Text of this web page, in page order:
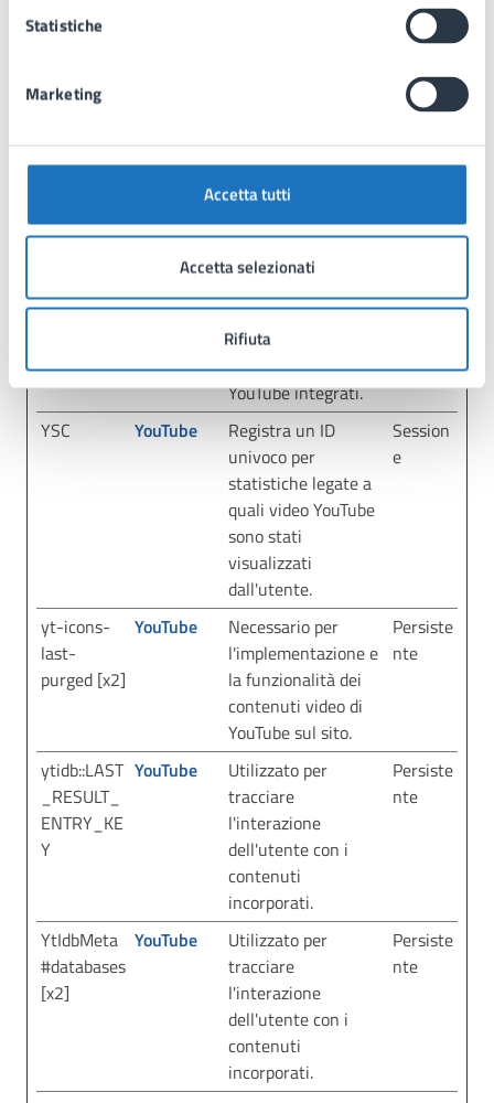
Statistiche
Marketing
Accetta tutti
Accetta selezionati
Rifiuta
HealthLog
TESTCOOK
dell'utente con i
contenuti
incorporati.
giorno
E
YouTube
Prova a stimare la
connessione
dell'utente su
pagine con video
YouTube integrati.
YSC YouTube
Registra un ID
univoco per
statistiche legate a
quali video YouTube
sono stati
visualizzati
dall'utente.
Session
e
yt-icons-
last-
purged [x2]
YouTube
Necessario per
l'implementazione e
la funzionalità dei
contenuti video di
YouTube sul sito.
Persiste
nte
ytidb::LAST
_RESULT_
ENTRY_KE
Y
YouTube
Utilizzato per
tracciare
l'interazione
dell'utente con i
contenuti
incorporati.
Persiste
nte
YtIdbMeta
#databases
[x2]
YouTube
Utilizzato per
tracciare
l'interazione
dell'utente con i
contenuti
incorporati.
Persiste
nte